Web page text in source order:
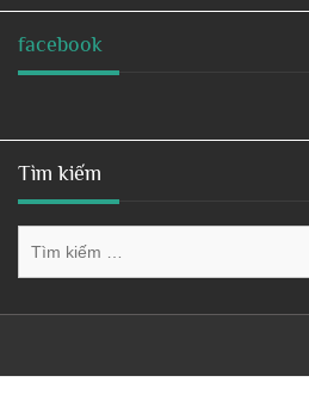
facebook
Tìm kiếm
kiếm